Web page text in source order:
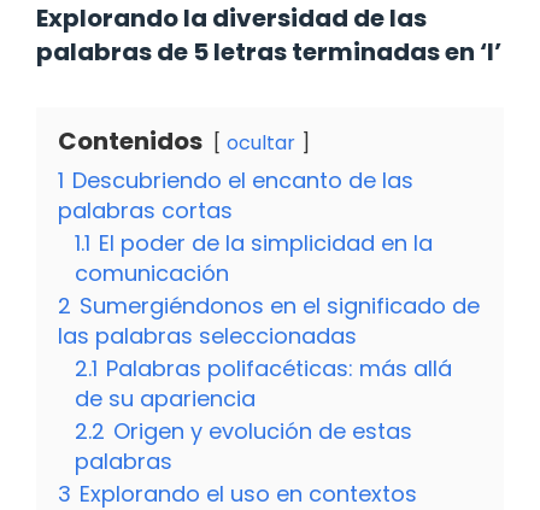
Explorando la diversidad de las
palabras de 5 letras terminadas en ‘l’
Contenidos ocultar
1 Descubriendo el encanto de las
palabras cortas
1.1 El poder de la simplicidad en la
comunicación
2 Sumergiéndonos en el significado de
las palabras seleccionadas
2.1 Palabras polifacéticas: más allá
de su apariencia
2.2 Origen y evolución de estas
palabras
3 Explorando el uso en contextos